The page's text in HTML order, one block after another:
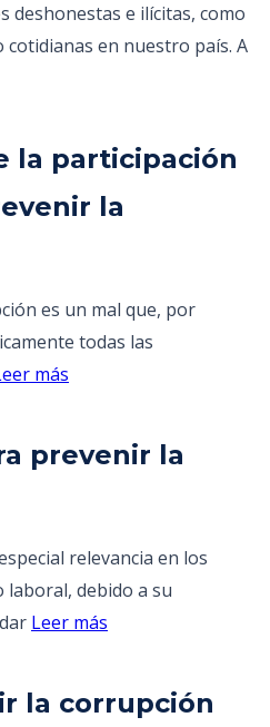
deshonestas e ilícitas, como
en nuestro país. A
la participación
la
es un mal que, por
todas las
más
prevenir la
relevancia en los
laboral, debido a su
Leer más
la corrupción